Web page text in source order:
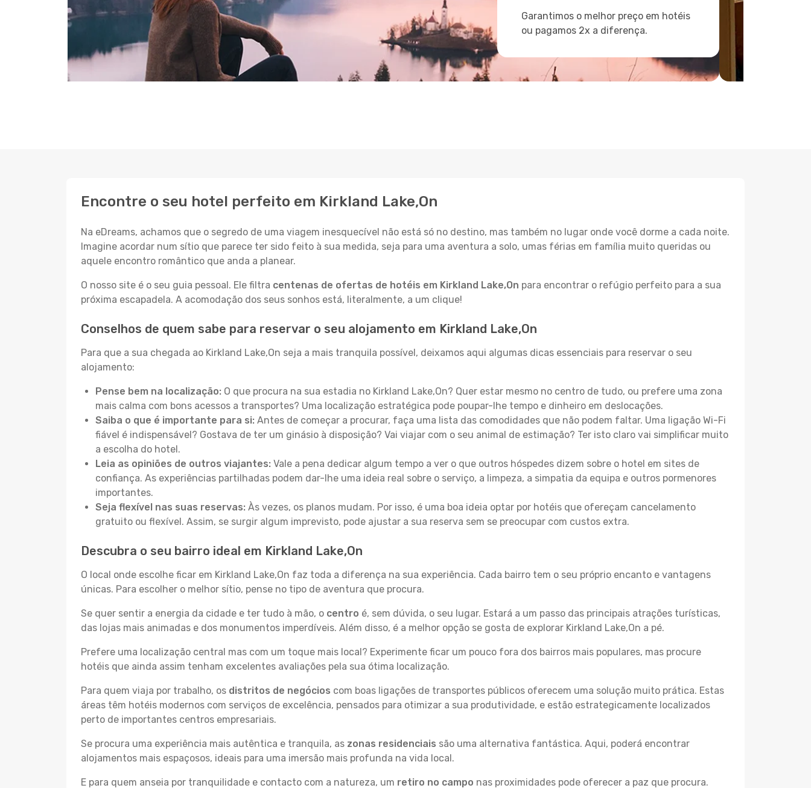
Garantimos o melhor preço em hotéis
ou pagamos 2x a diferença.
Encontre o seu hotel perfeito em Kirkland Lake,On
Na eDreams, achamos que o segredo de uma viagem inesquecível não está só no destino, mas também no lugar onde você dorme a cada noite.
Imagine acordar num sítio que parece ter sido feito à sua medida, seja para uma aventura a solo, umas férias em família muito queridas ou
aquele encontro romântico que anda a planear.
O nosso site é o seu guia pessoal. Ele filtra centenas de ofertas de hotéis em Kirkland Lake,On para encontrar o refúgio perfeito para a sua
próxima escapadela. A acomodação dos seus sonhos está, literalmente, a um clique!
Conselhos de quem sabe para reservar o seu alojamento em Kirkland Lake,On
Para que a sua chegada ao Kirkland Lake,On seja a mais tranquila possível, deixamos aqui algumas dicas essenciais para reservar o seu
alojamento:
Pense bem na localização: O que procura na sua estadia no Kirkland Lake,On? Quer estar mesmo no centro de tudo, ou prefere uma zona
mais calma com bons acessos a transportes? Uma localização estratégica pode poupar-lhe tempo e dinheiro em deslocações.
Saiba o que é importante para si: Antes de começar a procurar, faça uma lista das comodidades que não podem faltar. Uma ligação Wi-Fi
fiável é indispensável? Gostava de ter um ginásio à disposição? Vai viajar com o seu animal de estimação? Ter isto claro vai simplificar muito
a escolha do hotel.
Leia as opiniões de outros viajantes: Vale a pena dedicar algum tempo a ver o que outros hóspedes dizem sobre o hotel em sites de
confiança. As experiências partilhadas podem dar-lhe uma ideia real sobre o serviço, a limpeza, a simpatia da equipa e outros pormenores
importantes.
Seja flexível nas suas reservas: Às vezes, os planos mudam. Por isso, é uma boa ideia optar por hotéis que ofereçam cancelamento
gratuito ou flexível. Assim, se surgir algum imprevisto, pode ajustar a sua reserva sem se preocupar com custos extra.
Descubra o seu bairro ideal em Kirkland Lake,On
O local onde escolhe ficar em Kirkland Lake,On faz toda a diferença na sua experiência. Cada bairro tem o seu próprio encanto e vantagens
únicas. Para escolher o melhor sítio, pense no tipo de aventura que procura.
Se quer sentir a energia da cidade e ter tudo à mão, o centro é, sem dúvida, o seu lugar. Estará a um passo das principais atrações turísticas,
das lojas mais animadas e dos monumentos imperdíveis. Além disso, é a melhor opção se gosta de explorar Kirkland Lake,On a pé.
Prefere uma localização central mas com um toque mais local? Experimente ficar um pouco fora dos bairros mais populares, mas procure
hotéis que ainda assim tenham excelentes avaliações pela sua ótima localização.
Para quem viaja por trabalho, os distritos de negócios com boas ligações de transportes públicos oferecem uma solução muito prática. Estas
áreas têm hotéis modernos com serviços de excelência, pensados para otimizar a sua produtividade, e estão estrategicamente localizados
perto de importantes centros empresariais.
Se procura uma experiência mais autêntica e tranquila, as zonas residenciais são uma alternativa fantástica. Aqui, poderá encontrar
alojamentos mais espaçosos, ideais para uma imersão mais profunda na vida local.
E para quem anseia por tranquilidade e contacto com a natureza, um retiro no campo nas proximidades pode oferecer a paz que procura.